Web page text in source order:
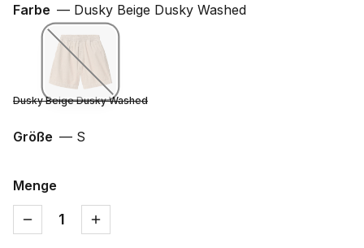
Farbe — Dusky Beige Dusky Washed
Dusky Beige Dusky Washed
Größe — S
Menge
1